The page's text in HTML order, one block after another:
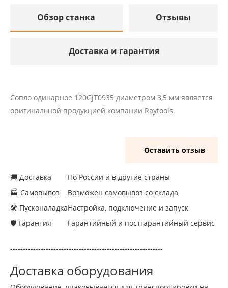
Обзор станка Отзывы
Доставка и гарантия
Сопло одинарное 120GJT0935 диаметром 3,5 мм является
оригинальной продукцией компании Raytools.
Оставить отзыв
🚚 Доставка
🏭 Самовывоз
🛠 Пусконаладка
🛡 Гарантия
По России и в другие страны
Возможен самовывоз со склада
Настройка, подключение и запуск
Гарантийный и постгарантийный сервис
------------------------------------------------------------
Доставка оборудования